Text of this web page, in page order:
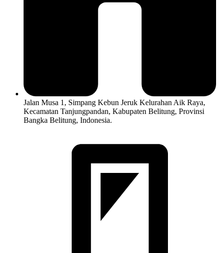
Jalan Musa 1, Simpang Kebun Jeruk Kelurahan Aik Raya,
Kecamatan Tanjungpandan, Kabupaten Belitung, Provinsi
Bangka Belitung, Indonesia.